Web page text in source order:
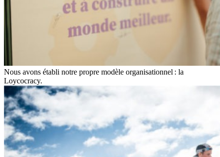
Nous avons établi notre propre modèle organisationnel : la
Loycocracy.